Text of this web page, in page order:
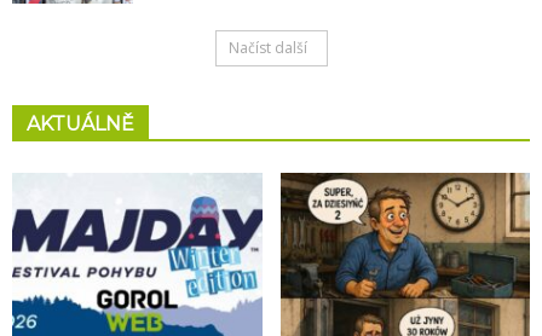
Načíst další
AKTUÁLNĚ